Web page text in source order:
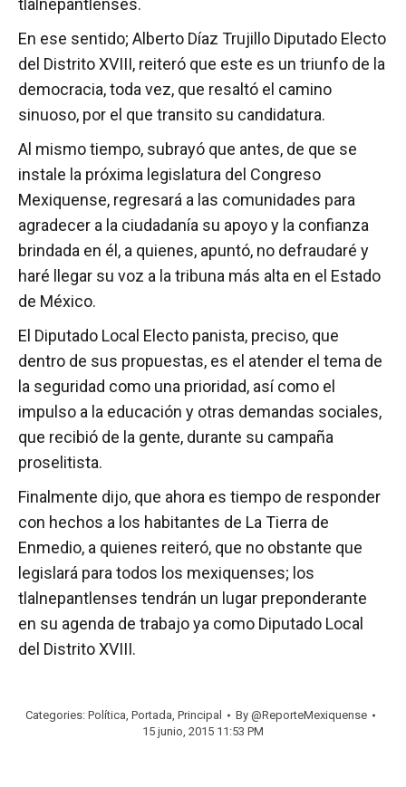
tlalnepantlenses.
En ese sentido; Alberto Díaz Trujillo Diputado Electo
del Distrito XVIII, reiteró que este es un triunfo de la
democracia, toda vez, que resaltó el camino
sinuoso, por el que transito su candidatura.
Al mismo tiempo, subrayó que antes, de que se
instale la próxima legislatura del Congreso
Mexiquense, regresará a las comunidades para
agradecer a la ciudadanía su apoyo y la confianza
brindada en él, a quienes, apuntó, no defraudaré y
haré llegar su voz a la tribuna más alta en el Estado
de México.
El Diputado Local Electo panista, preciso, que
dentro de sus propuestas, es el atender el tema de
la seguridad como una prioridad, así como el
impulso a la educación y otras demandas sociales,
que recibió de la gente, durante su campaña
proselitista.
Finalmente dijo, que ahora es tiempo de responder
con hechos a los habitantes de La Tierra de
Enmedio, a quienes reiteró, que no obstante que
legislará para todos los mexiquenses; los
tlalnepantlenses tendrán un lugar preponderante
en su agenda de trabajo ya como Diputado Local
del Distrito XVIII.
Categories: Política, Portada, Principal By @ReporteMexiquense
15 junio, 2015 11:53 PM